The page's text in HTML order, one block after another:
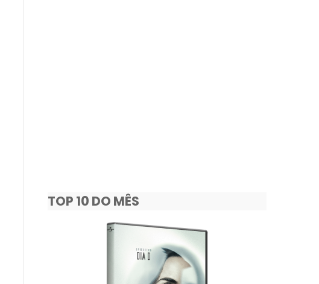
TOP 10 DO MÊS